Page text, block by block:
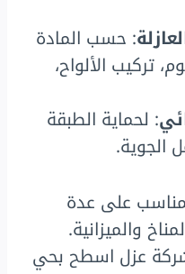
: حسب المادة
تركيب الألواح،
: لحماية الطبقة
الجوية.
على عدة
والميزانية.
شركة عزل اسطح بحي